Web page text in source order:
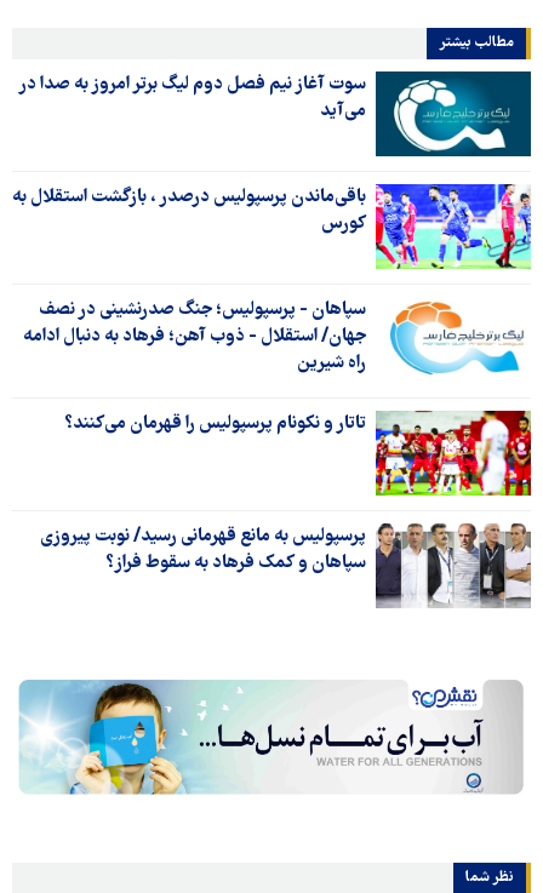
مطالب بیشتر
سوت آغاز نیم فصل دوم لیگ برتر امروز به صدا در
می‌آید
باقی‌ماندن پرسپولیس درصدر ، بازگشت استقلال به
کورس
سپاهان - پرسپولیس؛ جنگ صدرنشینی در نصف
جهان/ استقلال - ذوب آهن؛ فرهاد به دنبال ادامه
راه شیرین
تاتار و نکونام پرسپولیس را قهرمان‌ می‌کنند؟
پرسپولیس به مانع قهرمانی رسید/ نوبت پیروزی
سپاهان و کمک فرهاد به سقوط فراز؟
نظر شما